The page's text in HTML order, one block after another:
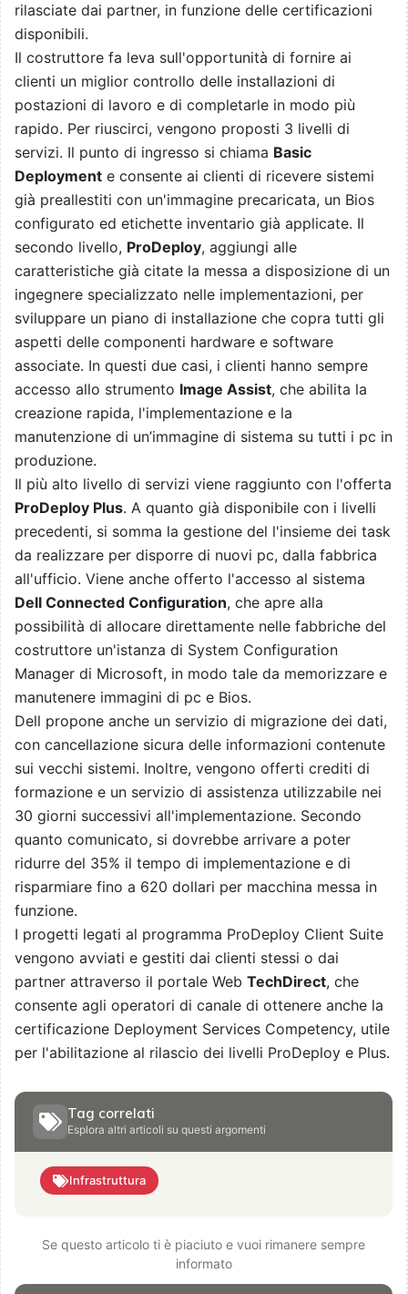
rilasciate dai partner, in funzione delle certificazioni
disponibili.
Il costruttore fa leva sull'opportunità di fornire ai
clienti un miglior controllo delle installazioni di
postazioni di lavoro e di completarle in modo più
rapido. Per riuscirci, vengono proposti 3 livelli di
servizi. Il punto di ingresso si chiama Basic
Deployment e consente ai clienti di ricevere sistemi
già preallestiti con un'immagine precaricata, un Bios
configurato ed etichette inventario già applicate. Il
secondo livello, ProDeploy, aggiungi alle
caratteristiche già citate la messa a disposizione di un
ingegnere specializzato nelle implementazioni, per
sviluppare un piano di installazione che copra tutti gli
aspetti delle componenti hardware e software
associate. In questi due casi, i clienti hanno sempre
accesso allo strumento Image Assist, che abilita la
creazione rapida, l'implementazione e la
manutenzione di un’immagine di sistema su tutti i pc in
produzione.
Il più alto livello di servizi viene raggiunto con l'offerta
ProDeploy Plus. A quanto già disponibile con i livelli
precedenti, si somma la gestione del l'insieme dei task
da realizzare per disporre di nuovi pc, dalla fabbrica
all'ufficio. Viene anche offerto l'accesso al sistema
Dell Connected Configuration, che apre alla
possibilità di allocare direttamente nelle fabbriche del
costruttore un'istanza di System Configuration
Manager di Microsoft, in modo tale da memorizzare e
manutenere immagini di pc e Bios.
Dell propone anche un servizio di migrazione dei dati,
con cancellazione sicura delle informazioni contenute
sui vecchi sistemi. Inoltre, vengono offerti crediti di
formazione e un servizio di assistenza utilizzabile nei
30 giorni successivi all'implementazione. Secondo
quanto comunicato, si dovrebbe arrivare a poter
ridurre del 35% il tempo di implementazione e di
risparmiare fino a 620 dollari per macchina messa in
funzione.
I progetti legati al programma ProDeploy Client Suite
vengono avviati e gestiti dai clienti stessi o dai
partner attraverso il portale Web TechDirect, che
consente agli operatori di canale di ottenere anche la
certificazione Deployment Services Competency, utile
per l'abilitazione al rilascio dei livelli ProDeploy e Plus.
Tag correlati
Esplora altri articoli su questi argomenti
Infrastruttura
Se questo articolo ti è piaciuto e vuoi rimanere sempre
informato